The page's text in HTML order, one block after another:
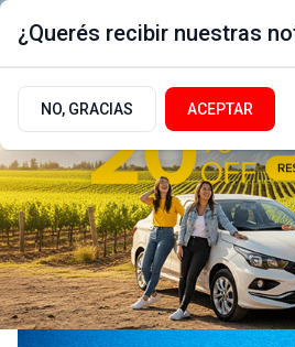
¿Querés recibir nuestras
NO, GRACIAS ACEPTAR